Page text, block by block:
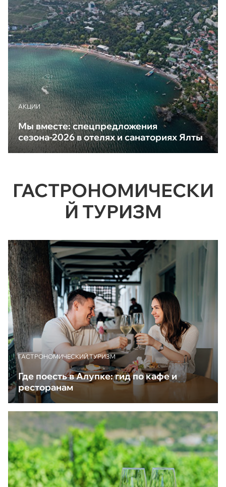
АКЦИИ
Мы вместе: спецпредложения
сезона-2026 в отелях и санаториях Ялты
ГАСТРОНОМИЧЕСКИ
Й ТУРИЗМ
ГАСТРОНОМИЧЕСКИЙ ТУРИЗМ
Где поесть в Алупке: гид по кафе и
ресторанам